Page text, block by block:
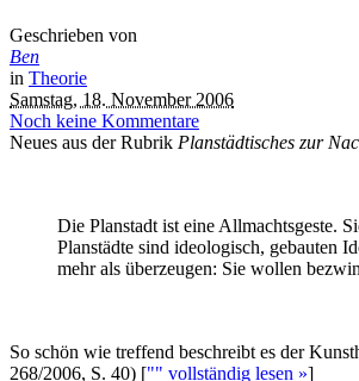
Geschrieben von
Ben
in Theorie
Samstag, 18. November 2006
Noch keine Kommentare
Neues aus der Rubrik Planstädtisches zur
Die Planstadt ist eine Allmachtsgeste.
Planstädte sind ideologisch, gebauten
mehr als überzeugen: Sie wollen
So schön wie treffend beschreibt es der
268/2006, S. 40) ["" vollständig lesen »]